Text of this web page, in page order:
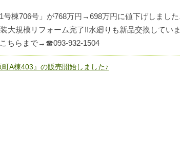
1号棟706号」が768万円→698万円に値下げしました
大規模リフォーム完了!!水廻りも新品交換してい
ちらまで→☎093-932-1504
町A棟403』の販売開始しました♪